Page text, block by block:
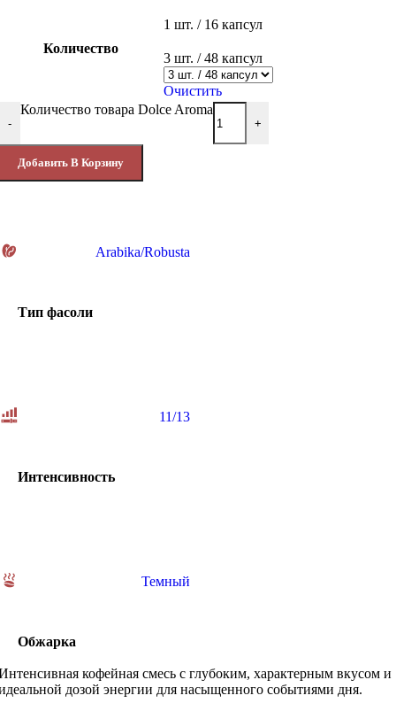
Количество
1 шт. / 16 капсул
3 шт. / 48 капсул
Очистить
-
Количество товара Dolce Aroma
+
Добавить В Корзину
Тип фасоли
Arabika/Robusta
Интенсивность
11/13
Обжарка
Темный
кофейная смесь с глубоким, характерным вкусом и
дозой энергии для насыщенного событиями дня.